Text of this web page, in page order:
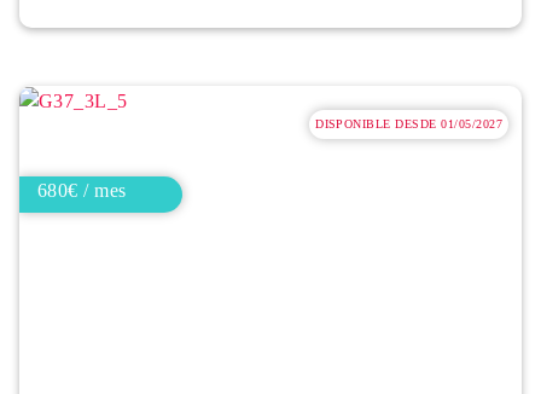
DISPONIBLE DESDE 01/05/2027
680€ / mes